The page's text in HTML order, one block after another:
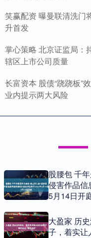
笑赢配资 曝曼联清洗门
升首发
掌心策略 北京证监局：
辖区上市公司质量
长富资本 股债“跷跷板”
业内提示两大风险
股腰包 千
侵害作品信
5月14日开
大盈家 历
子，着实让